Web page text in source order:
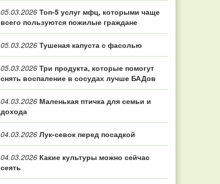
05.03.2026 Топ‑5 услуг мфц, которыми чаще
всего пользуются пожилые граждане
05.03.2026 Тушеная капуста с фасолью
05.03.2026 Три продукта, которые помогут
снять воспаление в сосудах лучше БАДов
04.03.2026 Маленькая птичка для семьи и
дохода
04.03.2026 Лук-севок перед посадкой
04.03.2026 Какие культуры можно сейчас
сеять